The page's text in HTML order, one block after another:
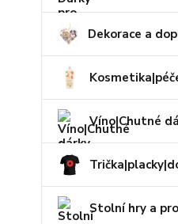
Dekorace a
Víno|Chutné
Stolní hry a